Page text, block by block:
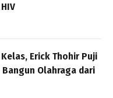
Erick Thohir Puji
Olahraga dari